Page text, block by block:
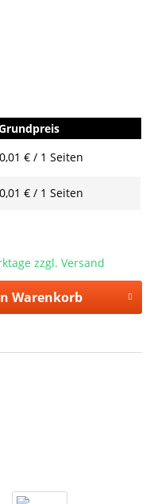
0,01 € / 1 Seiten
0,01 € / 1 Seiten
zzgl. Versand
Warenkorb